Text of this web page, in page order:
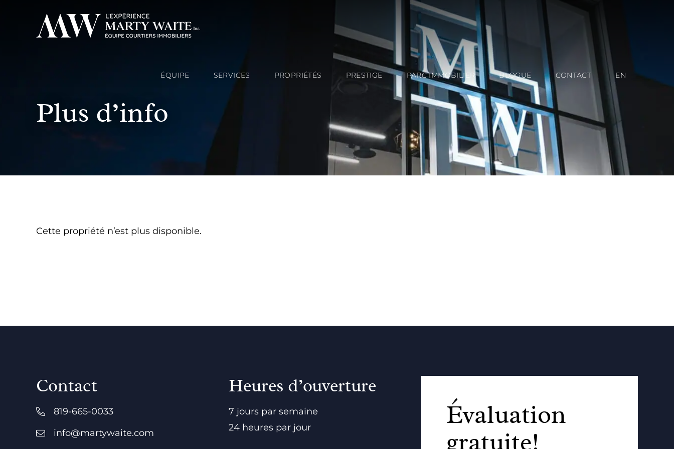
ÉQUIPE SERVICES PROPRIÉTÉS PRESTIGE PARC IMMOBILIER BLOGUE CONTACT EN
Plus d’info
Cette propriété n’est plus disponible.
Contact
819-665-0033
info@martywaite.com
Heures d’ouverture
7 jours par semaine
24 heures par jour
Évaluation
gratuite!